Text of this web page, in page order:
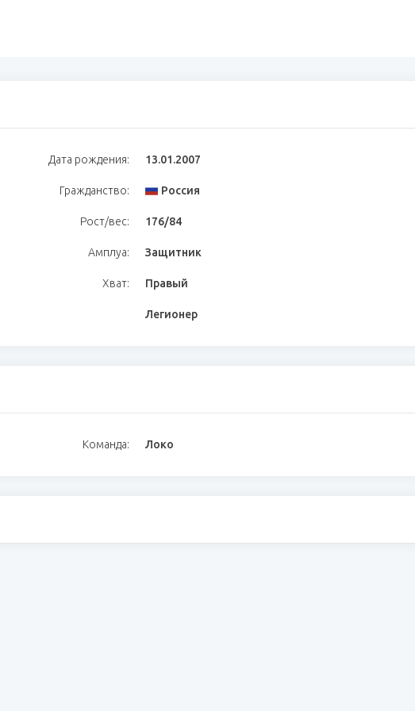
Дата рождения: 13.01.2007
Гражданство: Россия
Рост/вес: 176/84
Амплуа: Защитник
Хват: Правый
Легионер
Команда: Локо